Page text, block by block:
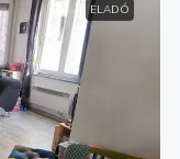
ELADÓ